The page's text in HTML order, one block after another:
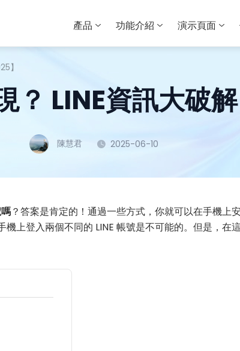
產品 功能介紹 演示頁面
】
？ LINE資訊大破
陳慧君 2025-06-10
？答案是肯定的！通過一些方式，你就可以在手機上
上登入兩個不同的 LINE 帳號是不可能的。但是，在